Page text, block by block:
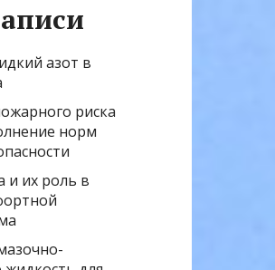
азот в
риска
норм
и их роль в